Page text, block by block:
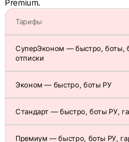
Premium.
Тарифы
СуперЭконом — быстро, боты,
отписки
Эконом — быстро, боты РУ
Стандарт — быстро, боты РУ,
Премиум — быстро, боты РУ,